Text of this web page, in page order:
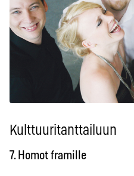
Kulttuuritanttailuun
7. Homot framille